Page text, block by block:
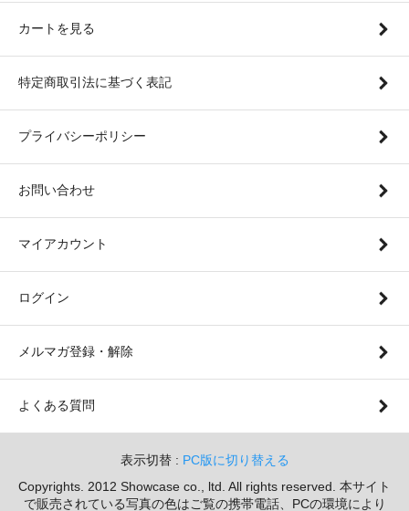
カートを見る
特定商取引法に基づく表記
プライバシーポリシー
お問い合わせ
マイアカウント
ログイン
メルマガ登録・解除
よくある質問
表示切替 : PC版に切り替える
Copyrights. 2012 Showcase co., ltd. All rights reserved. 本サイト
で販売されている写真の色はご覧の携帯電話、PCの環境により